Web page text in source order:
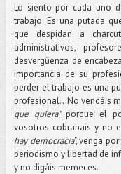
Lo siento por cada uno
trabajo. Es una putada
que despidan a
administrativos,
desvergüenza de
importancia de su
perder el trabajo es una
profesional...No vendáis
que quiera"porque el
vosotros cobrabais y no
hay democracia", venga
periodismo y libertad de
y no digáis memeces.